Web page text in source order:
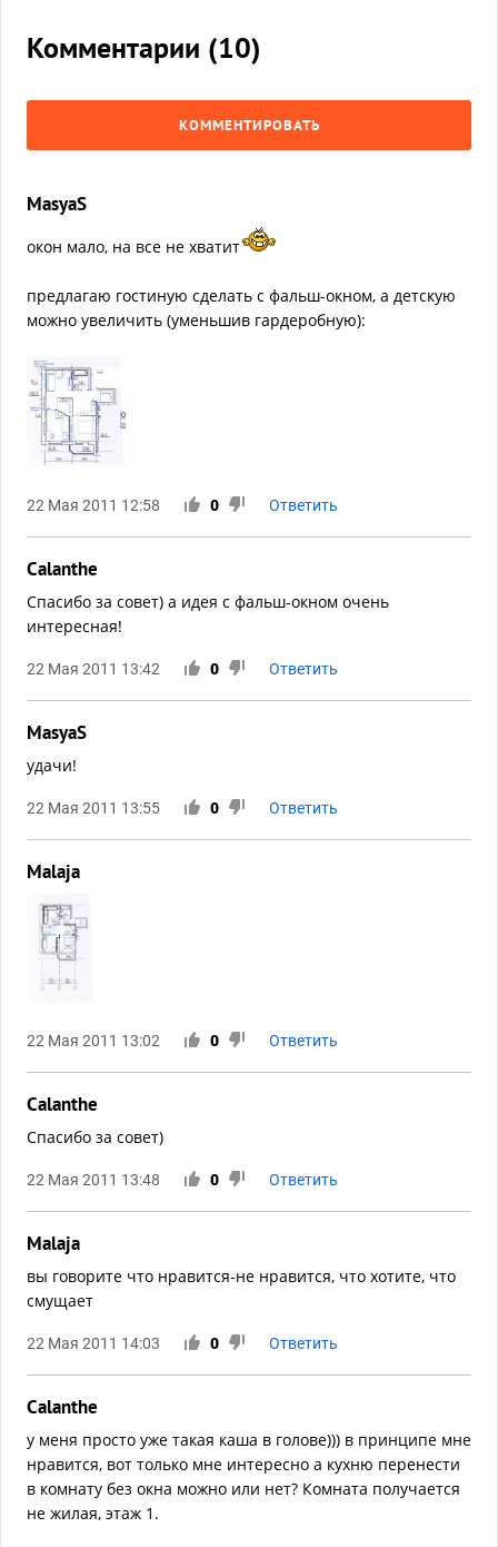
Комментарии (10)
КОММЕНТИРОВАТЬ
MasyaS
окон мало, на все не хватит
предлагаю гостиную сделать с фальш-окном, а детскую
можно увеличить (уменьшив гардеробную):
22 Мая 2011 12:58 0 Ответить
Calanthe
Спасибо за совет) а идея с фальш-окном очень
интересная!
22 Мая 2011 13:42 0 Ответить
MasyaS
удачи!
22 Мая 2011 13:55 0 Ответить
Malaja
22 Мая 2011 13:02 0 Ответить
Calanthe
Спасибо за совет)
22 Мая 2011 13:48 0 Ответить
Malaja
вы говорите что нравится-не нравится, что хотите, что
смущает
22 Мая 2011 14:03 0 Ответить
Calanthe
у меня просто уже такая каша в голове))) в принципе мне
нравится, вот только мне интересно а кухню перенести
в комнату без окна можно или нет? Комната получается
не жилая, этаж 1.